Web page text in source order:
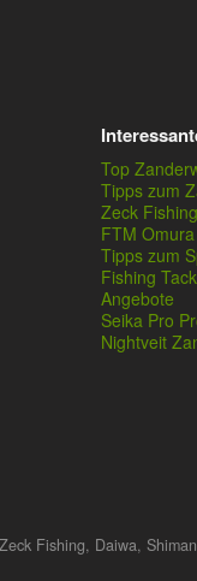
Top
Tipps zum
Zeck
FTM
Tipps zum
Fishing
Angebote
Seika Pro
Nightveit
Fishing, Daiwa,